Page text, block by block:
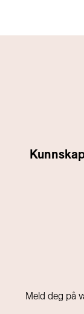
Meld deg på